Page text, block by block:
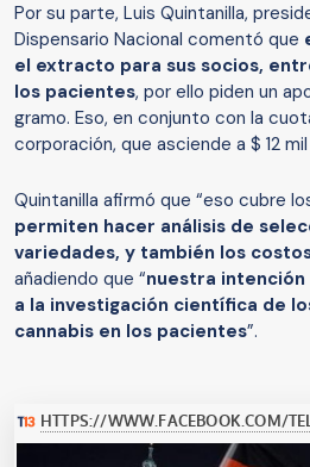
Por su parte, Luis Quintanilla,
Dispensario Nacional comentó que
el extracto para sus socios,
los pacientes, por ello piden un
gramo. Eso, en conjunto con la
corporación, que asciende a $ 12
Quintanilla afirmó que “eso cubre
permiten hacer análisis de
variedades, y también los
añadiendo que “nuestra
a la investigación científica de
cannabis en los pacientes”.